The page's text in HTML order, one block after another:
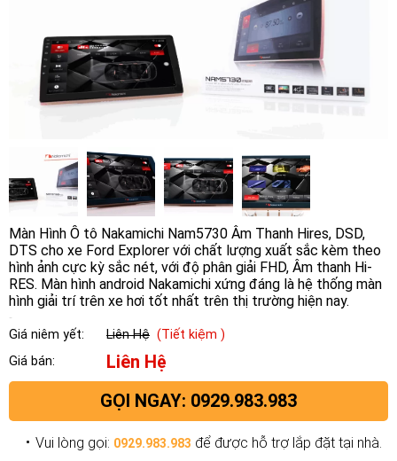
Màn Hình Ô tô Nakamichi Nam5730 Âm Thanh Hires, DSD,
DTS cho xe Ford Explorer với chất lượng xuất sắc kèm theo
hình ảnh cực kỳ sắc nét, với độ phân giải FHD, Âm thanh Hi-
RES. Màn hình android Nakamichi xứng đáng là hệ thống màn
hình giải trí trên xe hơi tốt nhất trên thị trường hiện nay.
Giá niêm yết: Liên Hệ (Tiết kiệm )
Giá bán:
Liên Hệ
GỌI NGAY: 0929.983.983
Vui lòng gọi: 0929.983.983 để được hỗ trợ lắp đặt tại nhà.